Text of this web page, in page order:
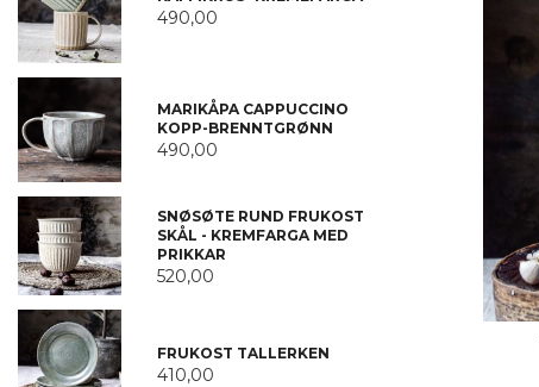
490,00
MARIKÅPA CAPPUCCINO
KOPP-BRENNTGRØNN
490,00
SNØSØTE RUND FRUKOST
SKÅL - KREMFARGA MED
PRIKKAR
520,00
FRUKOST TALLERKEN
410,00